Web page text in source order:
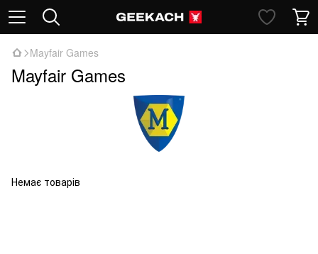
Mayfair Games
Mayfair Games
Немає товарів